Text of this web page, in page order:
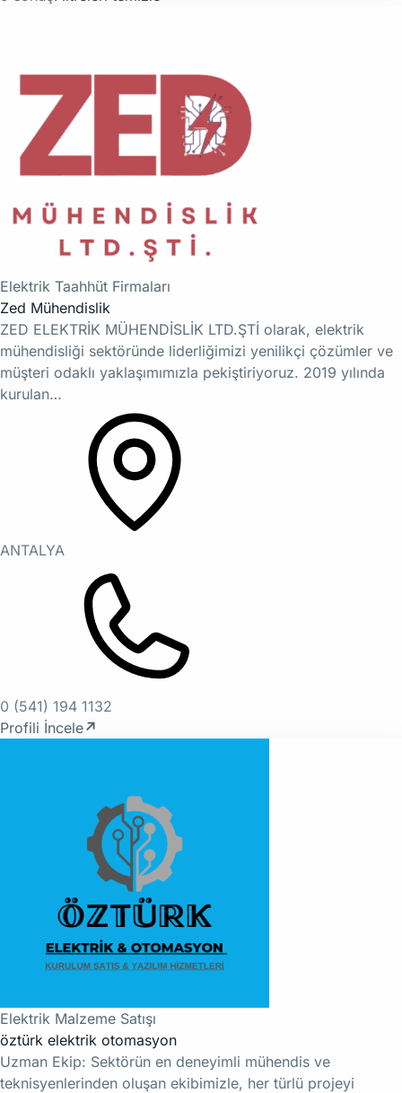
Elektrik Taahhüt Firmaları
Zed Mühendislik
ZED ELEKTRİK MÜHENDİSLİK LTD.ŞTİ olarak, elektrik
mühendisliği sektöründe liderliğimizi yenilikçi çözümler ve
müşteri odaklı yaklaşımımızla pekiştiriyoruz. 2019 yılında
kurulan…
ANTALYA
0 (541) 194 1132
Profili İncele↗
Elektrik Malzeme Satışı
öztürk elektrik otomasyon
Uzman Ekip: Sektörün en deneyimli mühendis ve
teknisyenlerinden oluşan ekibimizle, her türlü projeyi